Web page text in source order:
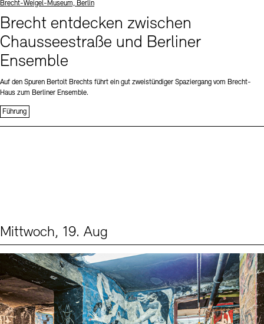
Standort
Brecht-Weigel-Museum, Berlin
Brecht entdecken zwischen
Chausseestraße und Berliner
Ensemble
Auf den Spuren Bertolt Brechts führt ein gut zweistündiger Spaziergang vom Brecht-
Haus zum Berliner Ensemble.
Führung
Mittwoch, 19. Aug